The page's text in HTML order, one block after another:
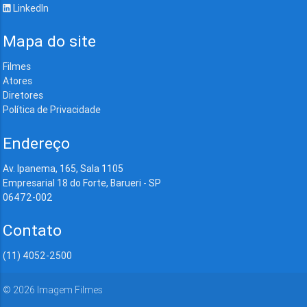
LinkedIn
Mapa do site
Filmes
Atores
Diretores
Política de Privacidade
Endereço
Av. Ipanema, 165, Sala 1105
Empresarial 18 do Forte, Barueri - SP
06472-002
Contato
(11) 4052-2500
© 2026 Imagem Filmes